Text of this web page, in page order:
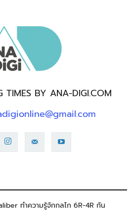
TIMES BY ANA-DIGI.COM
ทำความรู้จักกลไก 6R-4R กัน